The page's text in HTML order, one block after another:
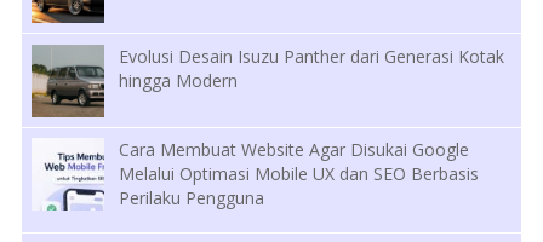
Evolusi Desain Isuzu Panther dari Generasi Kotak
hingga Modern
Cara Membuat Website Agar Disukai Google
Melalui Optimasi Mobile UX dan SEO Berbasis
Perilaku Pengguna